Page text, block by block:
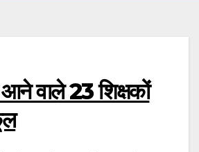
वाले 23 शिक्षकों